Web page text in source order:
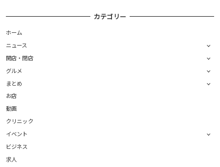
カテゴリー
ホーム
ニュース
開店・閉店
グルメ
まとめ
お店
動画
クリニック
イベント
ビジネス
求人